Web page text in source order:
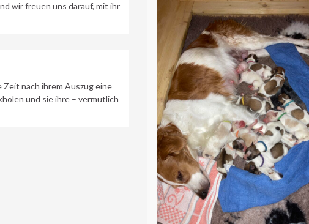
wir freuen uns darauf, mit ihr
Zeit nach ihrem Auszug eine
und sie ihre – vermutlich